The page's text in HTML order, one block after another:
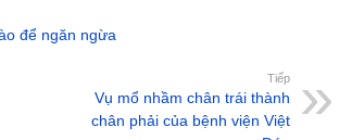
để ngăn ngừa
Tiếp
Vụ mổ nhầm chân trái thành
chân phải của bệnh viện Việt